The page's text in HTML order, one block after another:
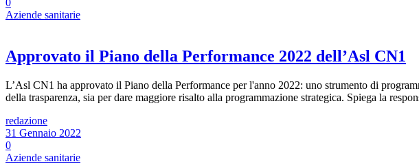
0
Aziende sanitarie
Approvato il Piano della Performance 2022 dell’Asl CN1
L’Asl CN1 ha approvato il Piano della Performance per l'anno 2022: uno strumento di
della trasparenza, sia per dare maggiore risalto alla programmazione strategica. Spiega la
redazione
31 Gennaio 2022
0
Aziende sanitarie